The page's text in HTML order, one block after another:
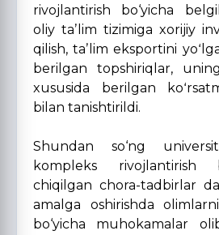
rivojlantirish bo‘yicha
oliy taʼlim tizimiga xorijiy
qilish, taʼlim eksportini
berilgan topshiriqlar,
xususida berilgan
bilan tanishtirildi.
Shundan so‘ng
kompleks rivojlantirish
chiqilgan chora-tadbirlar
amalga oshirishda
bo‘yicha muhokamalar